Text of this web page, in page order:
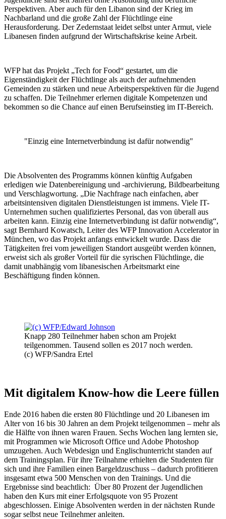
Perspektiven. Aber auch für den Libanon sind der Krieg im
Nachbarland und die große Zahl der Flüchtlinge eine
Herausforderung. Der Zedernstaat leidet selbst unter Armut, viele
Libanesen finden aufgrund der Wirtschaftskrise keine Arbeit.
WFP hat das Projekt „Tech for Food“ gestartet, um die
Eigenständigkeit der Flüchtlinge als auch der aufnehmenden
Gemeinden zu stärken und neue Arbeitsperspektiven für die Jugend
zu schaffen. Die Teilnehmer erlernen digitale Kompetenzen und
bekommen so die Chance auf einen Berufseinstieg im IT-Bereich.
"Einzig eine Internetverbindung ist dafür notwendig"
Die Absolventen des Programms können künftig Aufgaben
erledigen wie Datenbereinigung und -archivierung, Bildbearbeitung
und Verschlagwortung. „Die Nachfrage nach einfachen, aber
arbeitsintensiven digitalen Dienstleistungen ist immens. Viele IT-
Unternehmen suchen qualifiziertes Personal, das von überall aus
arbeiten kann. Einzig eine Internetverbindung ist dafür notwendig“,
sagt Bernhard Kowatsch, Leiter des WFP Innovation Accelerator in
München, wo das Projekt anfangs entwickelt wurde. Dass die
Tätigkeiten frei vom jeweiligen Standort ausgeübt werden können,
erweist sich als großer Vorteil für die syrischen Flüchtlinge, die
damit unabhängig vom libanesischen Arbeitsmarkt eine
Beschäftigung finden können.
Knapp 280 Teilnehmer haben schon am Projekt
teilgenommen. Tausend sollen es 2017 noch werden.
(c) WFP/Sandra Ertel
Mit digitalem Know-how die Leere füllen
Ende 2016 haben die ersten 80 Flüchtlinge und 20 Libanesen im
Alter von 16 bis 30 Jahren an dem Projekt teilgenommen – mehr als
die Hälfte von ihnen waren Frauen. Sechs Wochen lang lernten sie,
mit Programmen wie Microsoft Office und Adobe Photoshop
umzugehen. Auch Webdesign und Englischunterricht standen auf
dem Trainingsplan. Für ihre Teilnahme erhielten die Studenten für
sich und ihre Familien einen Bargeldzuschuss – dadurch profitieren
insgesamt etwa 500 Menschen von den Trainings. Und die
Ergebnisse sind beachtlich: Über 80 Prozent der Jugendlichen
haben den Kurs mit einer Erfolgsquote von 95 Prozent
abgeschlossen. Einige Absolventen werden in der nächsten Runde
sogar selbst neue Teilnehmer anleiten.